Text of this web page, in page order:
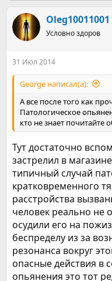
Oleg10011001
Условно здоров
31 Июл 2014
George написал(а):
А все после того как
Патологическое
кто не знает почитайте
Тут достаточно
застрелил в
типичный случай
кратковременного
расстройства
человек реально не
осудили его на
беспределу из за
резонанса вокруг
опасные действия в
опьянения это тот